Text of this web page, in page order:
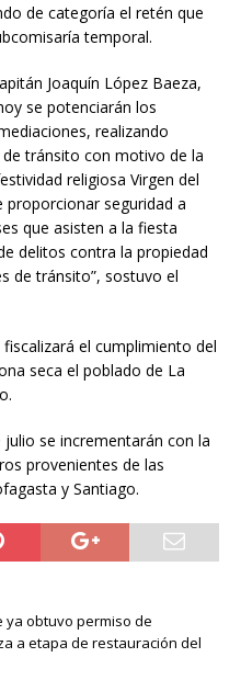
de categoría el retén que
temporal.
Joaquín López Baeza,
se potenciarán los
realizando
tránsito con motivo de la
religiosa Virgen del
proporcionar seguridad a
que asisten a la fiesta
delitos contra la propiedad
de tránsito”, sostuvo el
el cumplimiento del
seca el poblado de La
se incrementarán con la
provenientes de las
y Santiago.
ya obtuvo permiso de
a etapa de restauración del